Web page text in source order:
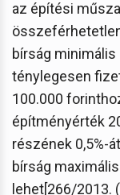
az építési
bírság
ténylegesen
100.000
építményérték
részének 0,5%-
bírság
lehet[266/2013.